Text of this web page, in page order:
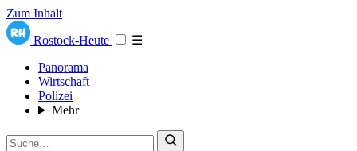
Zum Inhalt
Rostock-Heute
☰
Panorama
Wirtschaft
Polizei
Mehr